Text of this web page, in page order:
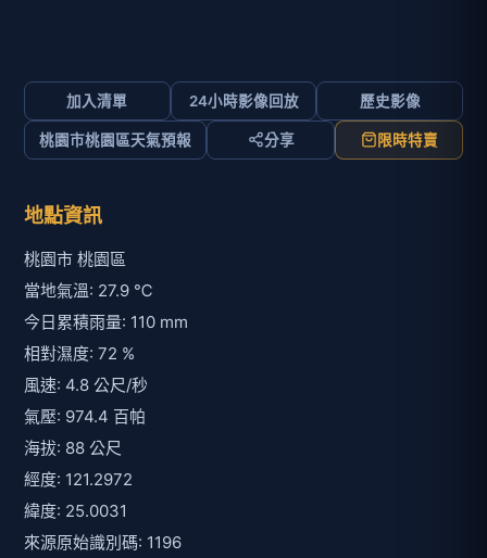
加入清單 24小時影像回放 歷史影像
桃園市桃園區天氣預報 分享 限時特賣
地點資訊
桃園市 桃園區
當地氣溫: 27.9 ℃
今日累積雨量: 110 mm
相對濕度: 72 %
風速: 4.8 公尺/秒
氣壓: 974.4 百帕
海拔: 88 公尺
經度: 121.2972
緯度: 25.0031
來源原始識別碼: 1196